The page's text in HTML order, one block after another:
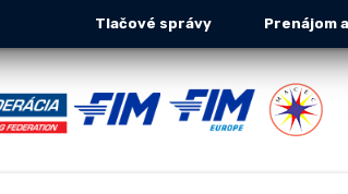
Tlačové správy Prenájom